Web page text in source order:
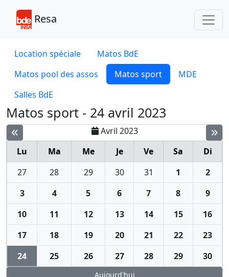
Resa
Location spéciale
Matos BdE
Matos pool des assos
Matos sport
MDE
Salles BdE
Matos sport - 24 avril 2023
Avril 2023
Lu
Ma Me Je Ve Sa
Di
27
28 29 30 31 1
2
3
4 5 6 7 8
9
10
11 12 13 14 15
16
17
18 19 20 21 22
23
24
25 26 27 28 29 30
Aujourd'hui